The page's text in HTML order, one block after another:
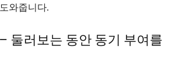
와줍니다.
둘러보는 동안 동기 부여를